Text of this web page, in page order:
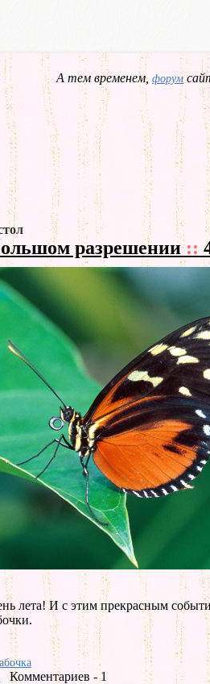
А тем временем, форум
разрешении::
лета! И с этим прекрасным
Комментариев - 1